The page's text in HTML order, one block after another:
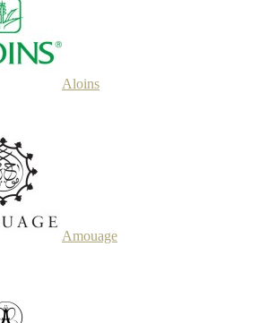
Aloins
Amouage